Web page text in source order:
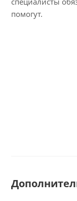
помогут.